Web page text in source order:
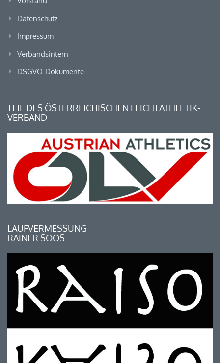
Datenschutz
Impressum
Verbandsintern
DSGVO-Dokumente
TEIL DES ÖSTERREICHISCHEN LEICHTATHLETIK-
VERBAND
LAUFVERMESSUNG
RAINER SOOS